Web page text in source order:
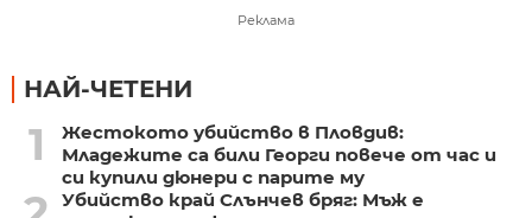
Реклама
НАЙ-ЧЕТЕНИ
1
Жестокото убийство в Пловдив:
Младежите са били Георги повече от час и
си купили дюнери с парите му
Убийство край Слънчев бряг: Мъж е